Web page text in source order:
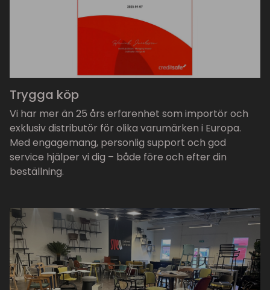
Trygga köp
Vi har mer än 25 års erfarenhet som importör och
exklusiv distributör för olika varumärken i Europa.
Med engagemang, personlig support och god
service hjälper vi dig – både före och efter din
beställning.